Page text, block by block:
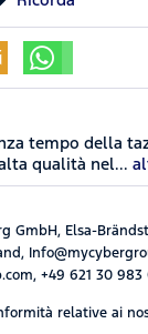
tempo della
qualità nel...
GmbH, Elsa-
+49 621 30 983
relative ai